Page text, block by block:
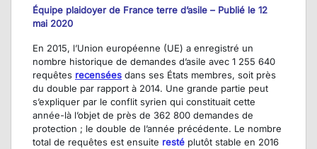
Équipe plaidoyer de France terre d’asile – Publié le 12
mai 2020
En 2015, l’Union européenne (UE) a enregistré un
nombre historique de demandes d’asile avec 1 255 640
requêtes recensées dans ses États membres, soit près
du double par rapport à 2014. Une grande partie peut
s’expliquer par le conflit syrien qui constituait cette
année-là l’objet de près de 362 800 demandes de
protection ; le double de l’année précédente. Le nombre
total de requêtes est ensuite resté plutôt stable en 2016